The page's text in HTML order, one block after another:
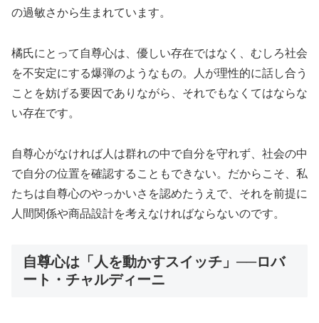
の過敏さから生まれています。
橘氏にとって自尊心は、優しい存在ではなく、むしろ社会
を不安定にする爆弾のようなもの。人が理性的に話し合う
ことを妨げる要因でありながら、それでもなくてはならな
い存在です。
自尊心がなければ人は群れの中で自分を守れず、社会の中
で自分の位置を確認することもできない。だからこそ、私
たちは自尊心のやっかいさを認めたうえで、それを前提に
人間関係や商品設計を考えなければならないのです。
自尊心は「人を動かすスイッチ」──ロバ
ート・チャルディーニ